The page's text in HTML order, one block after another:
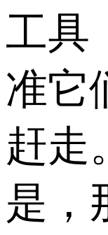
工具
准它
赶走
是，